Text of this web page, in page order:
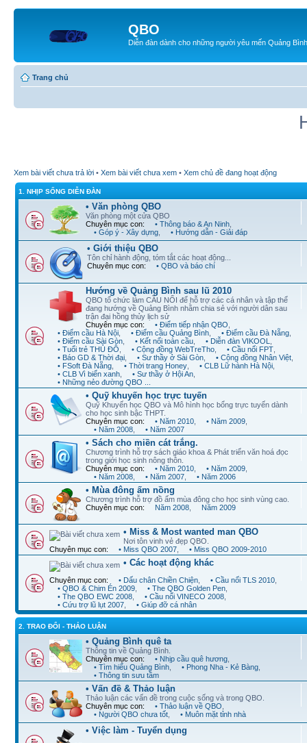
QBO
Diễn đàn dành cho những người yêu mến Quảng Bình
Trang chủ
Xem bài viết chưa trả lời • Xem bài viết chưa xem • Xem chủ đề đang hoạt động
1. NHỊP SỐNG DIỄN ĐÀN
• Văn phòng QBO
Văn phòng một cửa QBO
Chuyên mục con:
• Thông báo & An Ninh
• Góp ý - Xây dựng
• Hướng dẫn - Giải đáp
• Giới thiệu QBO
Tôn chỉ hành động, tóm tắt các hoạt động...
Chuyên mục con:
• QBO và báo chí
Hướng về Quảng Bình sau lũ 2010
QBO tổ chức làm CẦU NỐI để hỗ trợ các cá nhân và tập thể
đang hướng về Quảng Bình nhằm chia sẻ với người dân sau
trận đại hồng thủy lịch sử
Chuyên mục con:
• Điểm tiếp nhận QBO
• Điểm cầu Hà Nội
• Điểm cầu Quảng Bình • Điểm cầu Đà Nẵng
• Điểm cầu Sài Gòn
• Kết nối toàn cầu • Diễn đàn VIKOOL
• Tuổi trẻ THỦ ĐÔ
• Cộng đồng WebTreTho • Cầu nối FPT
• Báo GD & Thời đại
• Sư thầy ở Sài Gòn • Cộng đồng Nhân Việt
• FSoft Đà Nẵng
• Thời trang Honey • CLB Lữ hành Hà Nội
• CLB Vì biển xanh
• Sư thầy ở Hội An
• Những nẻo đường QBO ...
• Quỹ khuyến học trực tuyến
Quỹ Khuyến học QBO và Mô hình học bổng trực tuyến dành
cho học sinh bậc THPT.
Chuyên mục con:
• Năm 2010 • Năm 2009
• Năm 2008
• Năm 2007
• Sách cho miền cát trắng.
Chương trình hỗ trợ sách giáo khoa & Phát triển văn hoá đọc
trong giới học sinh nông thôn.
Chuyên mục con:
• Năm 2010 • Năm 2009
• Năm 2008
• Năm 2007 • Năm 2006
• Mùa đông ấm nồng
Chương trình hỗ trợ đồ ấm mùa đông cho học sinh vùng cao.
Chuyên mục con:
Năm 2008 Năm 2009
• Miss & Most wanted man QBO
Nơi tôn vinh vẻ đẹp QBO.
Chuyên mục con:
• Miss QBO 2007 • Miss QBO 2009-2010
• Các hoạt động khác
Chuyên mục con: • Dấu chân Chiền Chiện • Cầu nối TLS 2010
• QBO & Chim Én 2009
• The QBO Golden Pen
• The QBO EWC 2008
• Cầu nối VINECO 2008
• Cứu trợ lũ lụt 2007
• Giúp đỡ cá nhân
2. TRAO ĐỔI - THẢO LUẬN
• Quảng Bình quê ta
Thông tin về Quảng Bình.
Chuyên mục con:
• Nhịp cầu quê hương
• Tìm hiểu Quảng Bình
• Phong Nha - Kẻ Bàng
• Thông tin sưu tầm
• Vấn đề & Thảo luận
Thảo luận các vấn đề trong cuộc sống và trong QBO.
Chuyên mục con:
• Thảo luận về QBO
• Người QBO chưa tốt
• Muôn mặt tỉnh nhà
• Việc làm - Tuyển dụng